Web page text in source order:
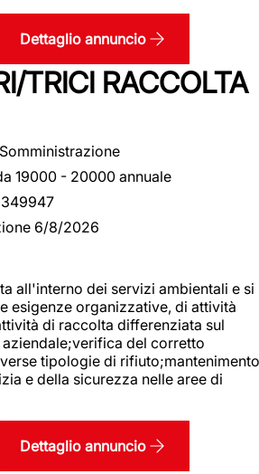
Dettaglio annuncio
TRICI RACCOLTA
Somministrazione
19000 - 20000 annuale
349947
6/8/2026
all'interno dei servizi ambientali e si
esigenze organizzative, di attività
di raccolta differenziata sul
del corretto
tipologie di rifiuto;mantenimento
e della sicurezza nelle aree di
Dettaglio annuncio